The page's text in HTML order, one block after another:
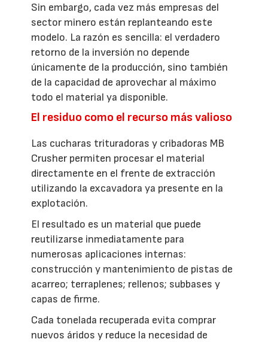
Sin embargo, cada vez más empresas del
sector minero están replanteando este
modelo. La razón es sencilla: el verdadero
retorno de la inversión no depende
únicamente de la producción, sino también
de la capacidad de aprovechar al máximo
todo el material ya disponible.
El residuo como el recurso más valioso
Las cucharas trituradoras y cribadoras MB
Crusher permiten procesar el material
directamente en el frente de extracción
utilizando la excavadora ya presente en la
explotación.
El resultado es un material que puede
reutilizarse inmediatamente para
numerosas aplicaciones internas:
construcción y mantenimiento de pistas de
acarreo; terraplenes; rellenos; subbases y
capas de firme.
Cada tonelada recuperada evita comprar
nuevos áridos y reduce la necesidad de